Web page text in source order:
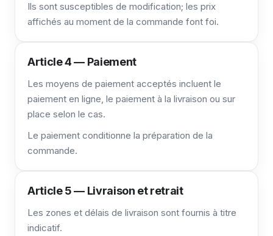
Ils sont susceptibles de modification; les prix
affichés au moment de la commande font foi.
Article 4 — Paiement
Les moyens de paiement acceptés incluent le
paiement en ligne, le paiement à la livraison ou sur
place selon le cas.
Le paiement conditionne la préparation de la
commande.
Article 5 — Livraison et retrait
Les zones et délais de livraison sont fournis à titre
indicatif.